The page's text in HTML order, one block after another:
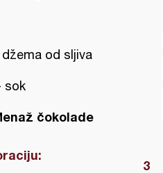
džema od sljiva
sok
čokolade